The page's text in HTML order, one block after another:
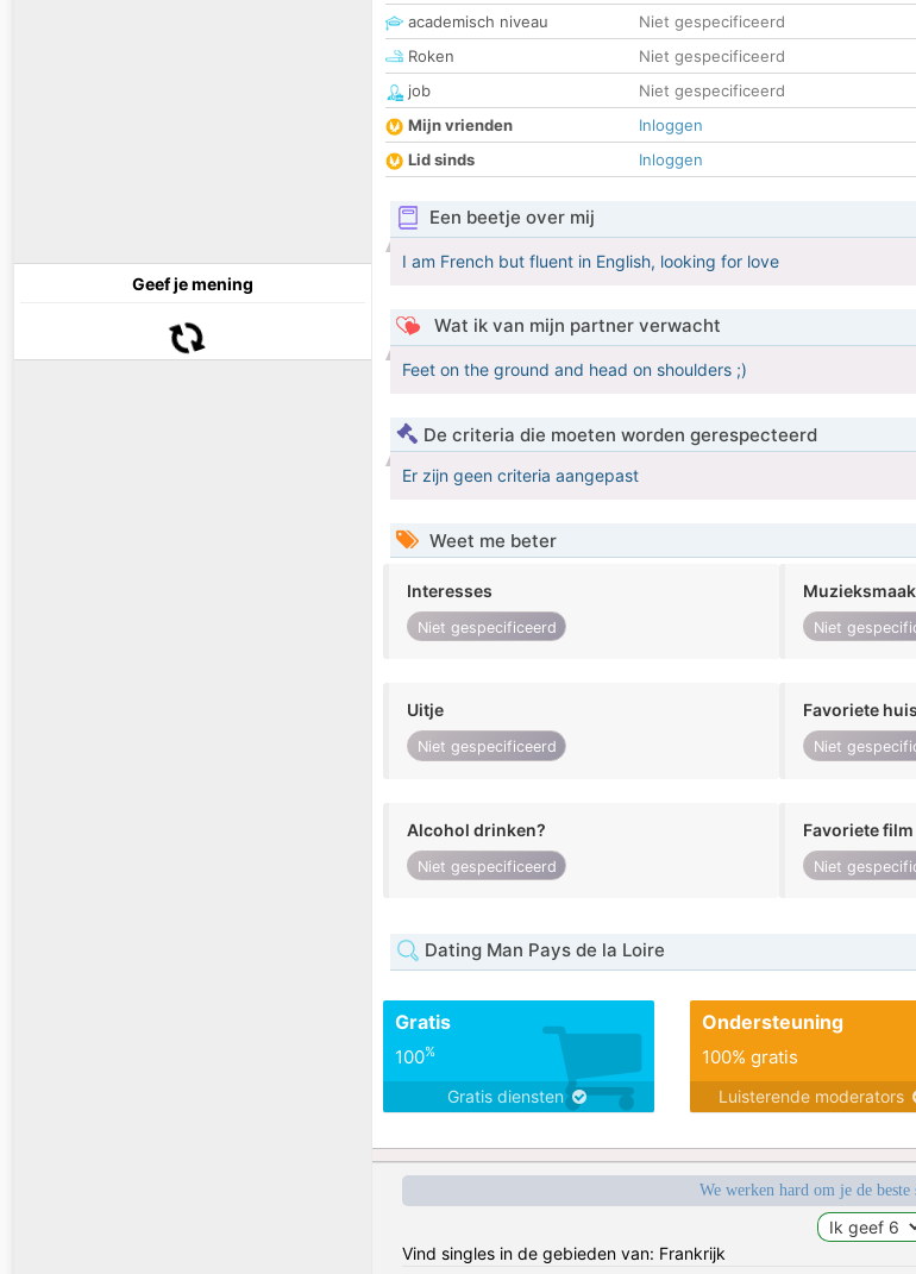
Geef je mening
academisch niveau
Niet gespecificeerd
Roken
Niet gespecificeerd
job
Niet gespecificeerd
Mijn vrienden
Inloggen
Lid sinds
Inloggen
Een beetje over mij
I am French but fluent in English, looking for love
Wat ik van mijn partner verwacht
Feet on the ground and head on shoulders ;)
De criteria die moeten worden gerespecteerd
Er zijn geen criteria aangepast
Weet me beter
Interesses
Niet gespecificeerd
Muzieksmaak
Niet
Uitje
Niet gespecificeerd
Favoriete
Niet
Alcohol drinken?
Niet gespecificeerd
Favoriete film
Niet
Dating Man Pays de la Loire
Gratis
100%
Gratis diensten
Ondersteuning
100% gratis
Luisterende moderators
We werken hard om je de
Vind singles in de gebieden van: Frankrijk